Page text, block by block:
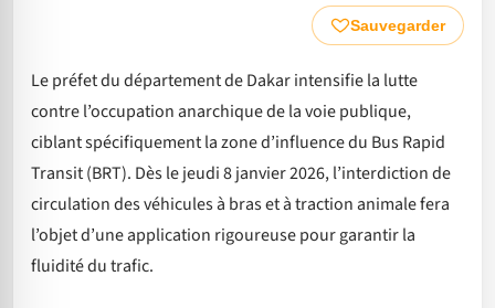
Sauvegarder
Le préfet du département de Dakar intensifie la lutte
contre l’occupation anarchique de la voie publique,
ciblant spécifiquement la zone d’influence du Bus Rapid
Transit (BRT). Dès le jeudi 8 janvier 2026, l’interdiction de
circulation des véhicules à bras et à traction animale fera
l’objet d’une application rigoureuse pour garantir la
fluidité du trafic.